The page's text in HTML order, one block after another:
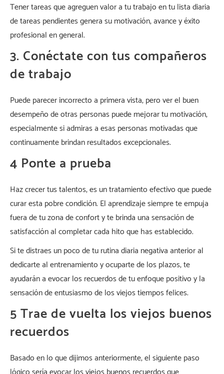
Tener tareas que agreguen valor a tu trabajo en tu lista diaria
de tareas pendientes genera su motivación, avance y éxito
profesional en general.
3. Conéctate con tus compañeros
de trabajo
Puede parecer incorrecto a primera vista, pero ver el buen
desempeño de otras personas puede mejorar tu motivación,
especialmente si admiras a esas personas motivadas que
continuamente brindan resultados excepcionales.
4 Ponte a prueba
Haz crecer tus talentos, es un tratamiento efectivo que puede
curar esta pobre condición. El aprendizaje siempre te empuja
fuera de tu zona de confort y te brinda una sensación de
satisfacción al completar cada hito que has establecido.
Si te distraes un poco de tu rutina diaria negativa anterior al
dedicarte al entrenamiento y ocuparte de los plazos, te
ayudarán a evocar los recuerdos de tu enfoque positivo y la
sensación de entusiasmo de los viejos tiempos felices.
5 Trae de vuelta los viejos buenos
recuerdos
Basado en lo que dijimos anteriormente, el siguiente paso